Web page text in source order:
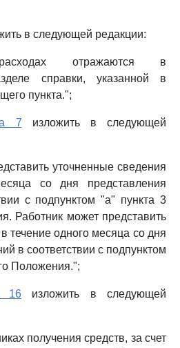
в следующей редакции:
отражаются в
справки, указанной в
пункта.";
7 изложить в следующей
уточненные сведения
со дня представления
с подпунктом "а" пункта 3
Работник может представить
течение одного месяца со дня
в соответствии с подпунктом
Положения.";
16 изложить в следующей
получения средств, за счет